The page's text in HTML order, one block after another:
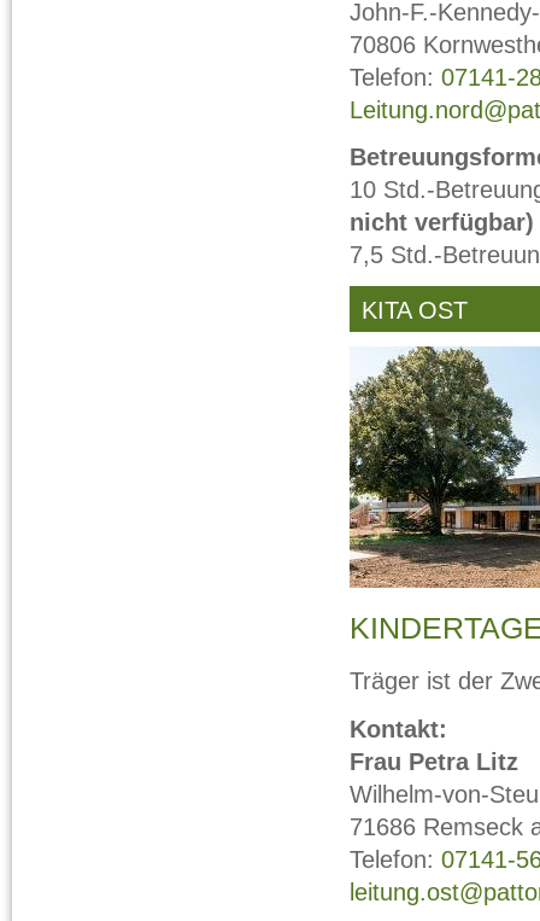
John-F.-
70806
Telefon: 07141-
10 Std.-
nicht verfügbar)
7,5 Std.-
KITA OST
Träger ist der
Kontakt:
Frau Petra Litz
Wilhelm-von-
71686 Remseck
Telefon: 07141-